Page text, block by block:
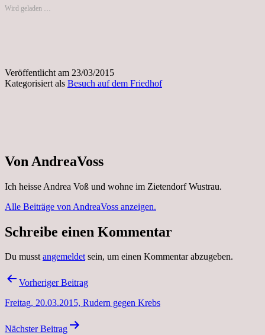
Wird geladen …
Veröffentlicht am 23/03/2015
Kategorisiert als Besuch auf dem Friedhof
Von AndreaVoss
Ich heisse Andrea Voß und wohne im Zietendorf Wustrau.
Alle Beiträge von AndreaVoss anzeigen.
Schreibe einen Kommentar
Du musstangemeldetsein, um einen Kommentar abzugeben.
Beitragsnavigation
Vorheriger Beitrag
Freitag, 20.03.2015, Rudern gegen Krebs
Nächster Beitrag